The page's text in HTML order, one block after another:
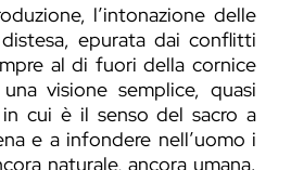
l’intonazione delle
epurata dai conflitti
al di fuori della cornice
visione semplice, quasi
cui è il senso del sacro a
e a infondere nell’uomo i
naturale, ancora umana.